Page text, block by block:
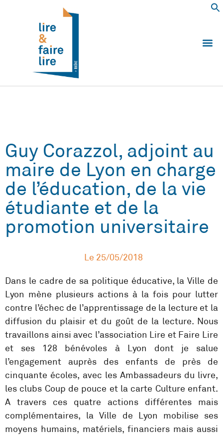
Guy Corazzol, adjoint au
maire de Lyon en charge
de l’éducation, de la vie
étudiante et de la
promotion universitaire
Le 25/05/2018
Dans le cadre de sa politique éducative, la Ville de
Lyon mène plusieurs actions à la fois pour lutter
contre l’échec de l’apprentissage de la lecture et la
diffusion du plaisir et du goût de la lecture. Nous
travaillons ainsi avec l’association Lire et Faire Lire
et ses 128 bénévoles à Lyon dont je salue
l’engagement auprès des enfants de près de
cinquante écoles, avec les Ambassadeurs du livre,
les clubs Coup de pouce et la carte Culture enfant.
A travers ces quatre actions différentes mais
complémentaires, la Ville de Lyon mobilise ses
moyens humains, matériels, financiers mais aussi